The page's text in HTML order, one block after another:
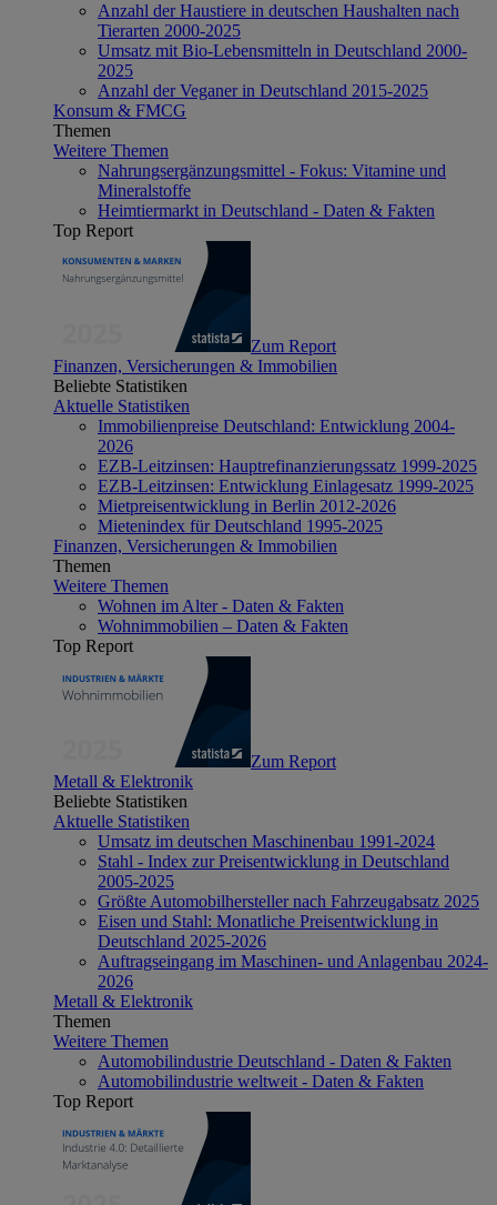
Anzahl der Haustiere in deutschen Haushalten nach
Tierarten 2000-2025
Umsatz mit Bio-Lebensmitteln in Deutschland 2000-
2025
Anzahl der Veganer in Deutschland 2015-2025
Konsum & FMCG
Themen
Weitere Themen
Nahrungsergänzungsmittel - Fokus: Vitamine und
Mineralstoffe
Heimtiermarkt in Deutschland - Daten & Fakten
Top Report
Zum Report
Finanzen, Versicherungen & Immobilien
Beliebte Statistiken
Aktuelle Statistiken
Immobilienpreise Deutschland: Entwicklung 2004-
2026
EZB-Leitzinsen: Hauptrefinanzierungssatz 1999-2025
EZB-Leitzinsen: Entwicklung Einlagesatz 1999-2025
Mietpreisentwicklung in Berlin 2012-2026
Mietenindex für Deutschland 1995-2025
Finanzen, Versicherungen & Immobilien
Themen
Weitere Themen
Wohnen im Alter - Daten & Fakten
Wohnimmobilien – Daten & Fakten
Top Report
Zum Report
Metall & Elektronik
Beliebte Statistiken
Aktuelle Statistiken
Umsatz im deutschen Maschinenbau 1991-2024
Stahl - Index zur Preisentwicklung in Deutschland
2005-2025
Größte Automobilhersteller nach Fahrzeugabsatz 2025
Eisen und Stahl: Monatliche Preisentwicklung in
Deutschland 2025-2026
Auftragseingang im Maschinen- und Anlagenbau 2024-
2026
Metall & Elektronik
Themen
Weitere Themen
Automobilindustrie Deutschland - Daten & Fakten
Automobilindustrie weltweit - Daten & Fakten
Top Report